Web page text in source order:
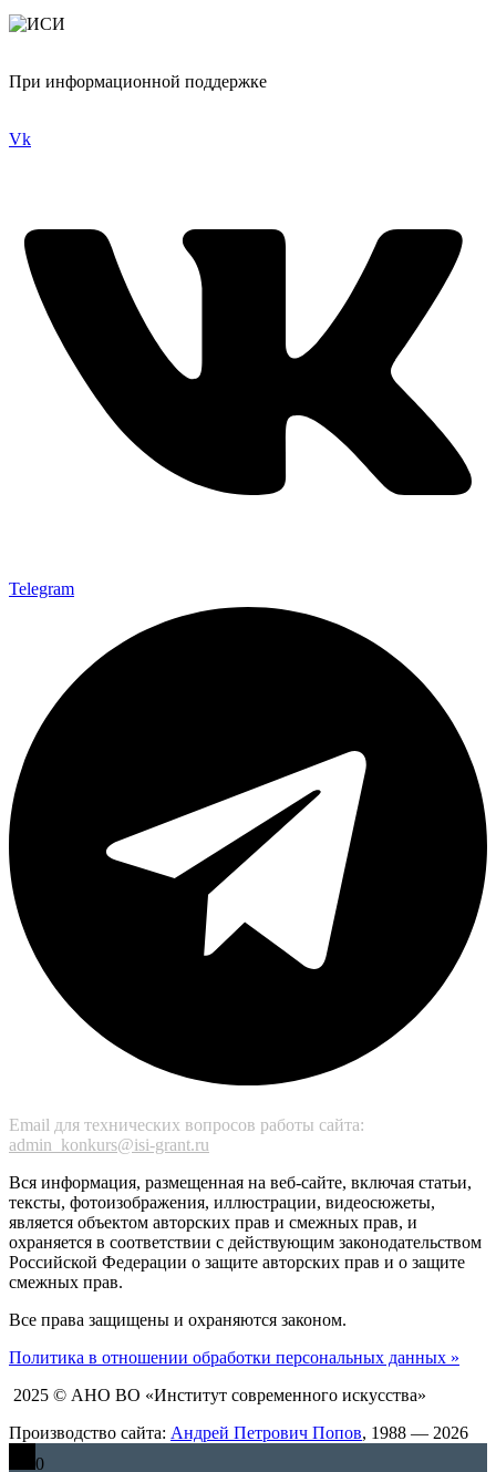
При информационной поддержке
Vk
Telegram
Email для технических вопросов работы сайта:
admin_konkurs@isi-grant.ru
Вся информация, размещенная на веб-сайте, включая статьи,
тексты, фотоизображения, иллюстрации, видеосюжеты,
является объектом авторских прав и смежных прав, и
охраняется в соответствии с действующим законодательством
Российской Федерации о защите авторских прав и о защите
смежных прав.
Все права защищены и охраняются законом.
Политика в отношении обработки персональных данных »
2025 © АНО ВО «Институт современного искусства»
Производство сайта: Андрей Петрович Попов, 1988 — 2026
0